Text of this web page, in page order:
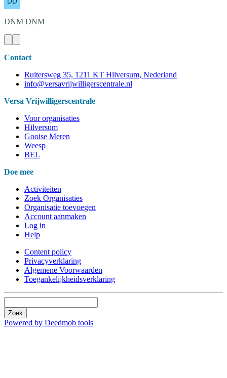
DNM DNM
Contact
Ruitersweg 35, 1211 KT Hilversum, Nederland
info@versavrijwilligerscentrale.nl
Versa Vrijwilligerscentrale
Voor organisaties
Hilversum
Gooise Meren
Weesp
BEL
Doe mee
Activiteiten
Zoek Organisaties
Organisatie toevoegen
Account aanmaken
Log in
Help
Content policy
Privacyverklaring
Algemene Voorwaarden
Toegankelijkheidsverklaring
Zoek
Powered by Deedmob tools